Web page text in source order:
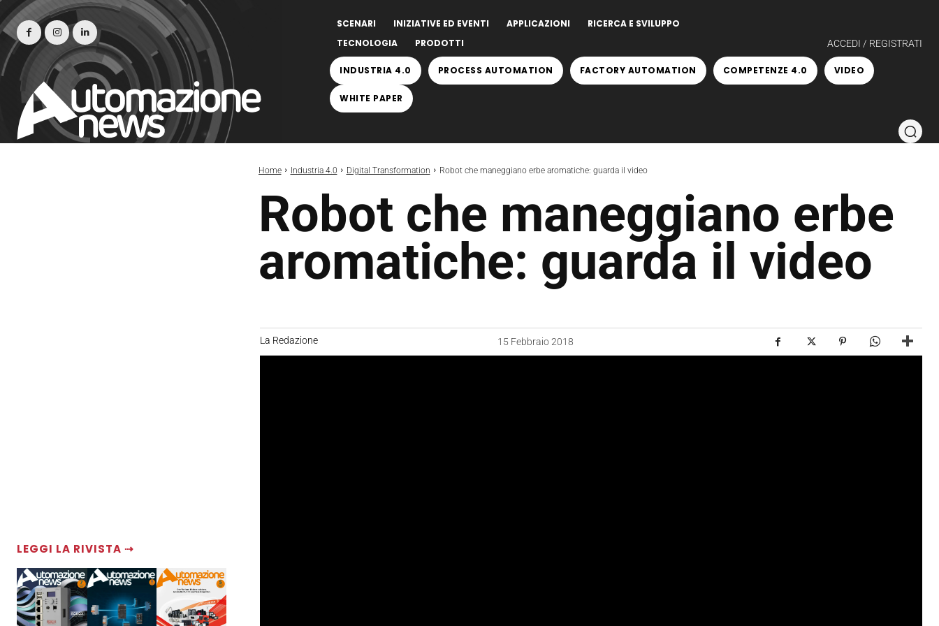
SCENARI INIZIATIVE ED EVENTI APPLICAZIONI
RICERCA E SVILUPPO
TECNOLOGIA
PRODOTTI ACCEDI / REGISTRATI
INDUSTRIA 4.0 PROCESS AUTOMATION FACTORY AUTOMATION COMPETENZE 4.0 VIDEO
WHITE PAPER
Home Industria 4.0 Digital Transformation Robot che maneggiano erbe aromatiche: guarda il video
Robot che maneggiano erbe
aromatiche: guarda il video
LEGGI LA RIVISTA ⇢
La Redazione 15 Febbraio 2018